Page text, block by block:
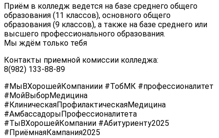
Приём в колледж ведется на базе среднего общего
образования (11 классов), основного общего
образования (9 классов), а также на базе среднего или
высшего профессионального образования.
Мы ждём только тебя
Контакты приемной комиссии колледжа:
8(982) 133-88-89
#МыВХорошейКомпаниии #ТобМК #профессионалитет
#МойВыборМедицина
#КлиническаяПрофилактическаяМедицина
#АмбассадорыПрофессионалитета
#ТыВХорошейКомпании #Абитуриенту2025
#ПриёмнаяКампания2025